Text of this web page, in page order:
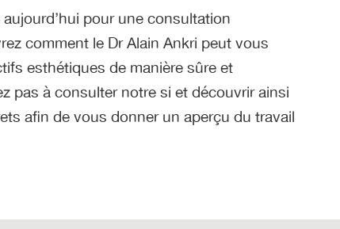
pour une consultation
comment le Dr Alain Ankri peut vous
esthétiques de manière sûre et
pas à consulter notre si et découvrir ainsi
afin de vous donner un aperçu du travail